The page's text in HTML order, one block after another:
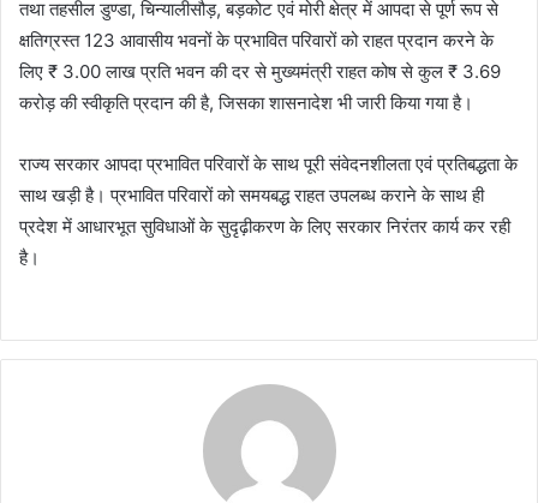
तथा तहसील डुण्डा, चिन्यालीसौड़, बड़कोट एवं मोरी क्षेत्र में आपदा से पूर्ण रूप से
क्षतिग्रस्त 123 आवासीय भवनों के प्रभावित परिवारों को राहत प्रदान करने के
लिए ₹ 3.00 लाख प्रति भवन की दर से मुख्यमंत्री राहत कोष से कुल ₹ 3.69
करोड़ की स्वीकृति प्रदान की है, जिसका शासनादेश भी जारी किया गया है।
राज्य सरकार आपदा प्रभावित परिवारों के साथ पूरी संवेदनशीलता एवं प्रतिबद्धता के
साथ खड़ी है। प्रभावित परिवारों को समयबद्ध राहत उपलब्ध कराने के साथ ही
प्रदेश में आधारभूत सुविधाओं के सुदृढ़ीकरण के लिए सरकार निरंतर कार्य कर रही
है।